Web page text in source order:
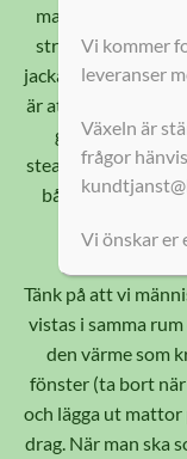
man gör. Vad ska
strömmen
jacka, mössa,
är att
gasolvärmare,
stearinljus,
både sprider
Vad ska
Tänk på att vi
vistas i samma
den värme som
fönster (ta bort när
och lägga ut mattor
drag. När man ska
Vi kommer
leveranser
Växeln är
frågor
Vi önskar er